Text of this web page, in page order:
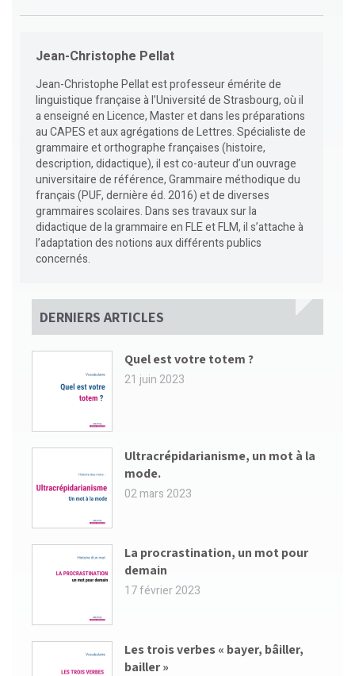
Jean-Christophe Pellat
Jean-Christophe Pellat est professeur émérite de
linguistique française à l’Université de Strasbourg, où il
a enseigné en Licence, Master et dans les préparations
au CAPES et aux agrégations de Lettres. Spécialiste de
grammaire et orthographe françaises (histoire,
description, didactique), il est co-auteur d’un ouvrage
universitaire de référence, Grammaire méthodique du
français (PUF, dernière éd. 2016) et de diverses
grammaires scolaires. Dans ses travaux sur la
didactique de la grammaire en FLE et FLM, il s’attache à
l’adaptation des notions aux différents publics
concernés.
DERNIERS ARTICLES
Quel est votre totem ?
21 juin 2023
Ultracrépidarianisme, un mot à la
mode.
02 mars 2023
La procrastination, un mot pour
demain
17 février 2023
Les trois verbes « bayer, bâiller,
bailler »